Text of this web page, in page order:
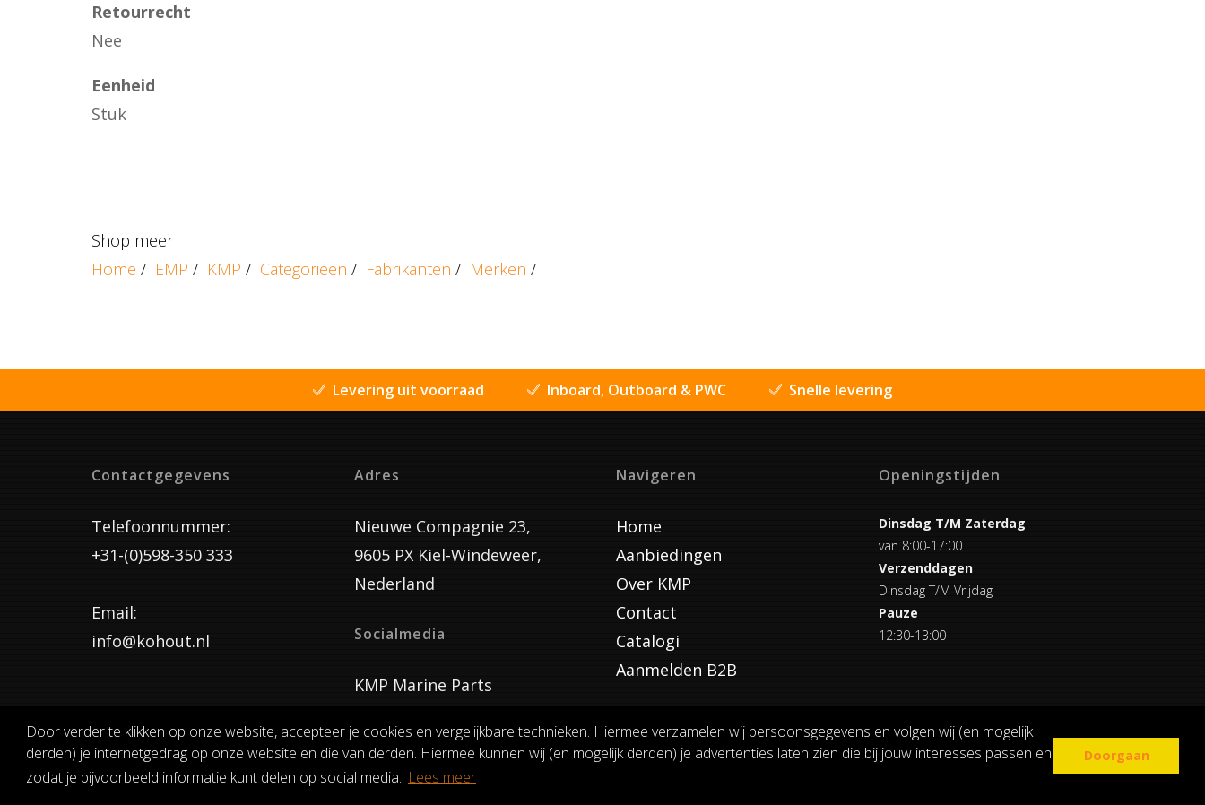
Door verder te klikken op onze website, accepteer je cookies en vergelijkbare technieken. Hiermee verzamelen wij persoonsgegevens en volgen wij (en mogelijk
derden) je internetgedrag op onze website en die van derden. Hiermee kunnen wij (en mogelijk derden) je advertenties laten zien die bij jouw interesses passen en
zodat je bijvoorbeeld informatie kunt delen op social media. Lees meer
Doorgaan
Retourrecht
Nee
Eenheid
Stuk
Shop meer
Home / EMP / KMP / Categorieën / Fabrikanten / Merken /
Levering uit voorraad Inboard, Outboard & PWC Snelle levering
Contactgegevens
Telefoonnummer:
+31-(0)598-350 333
Email:
info@kohout.nl
Adres
Nieuwe Compagnie 23,
9605 PX Kiel-Windeweer,
Nederland
Socialmedia
KMP Marine Parts
Navigeren
Home
Aanbiedingen
Over KMP
Contact
Catalogi
Aanmelden B2B
Openingstijden
Dinsdag T/M Zaterdag
van 8:00-17:00
Verzenddagen
Dinsdag T/M Vrijdag
Pauze
12:30-13:00
ALGEMENE VOORWAARDEN